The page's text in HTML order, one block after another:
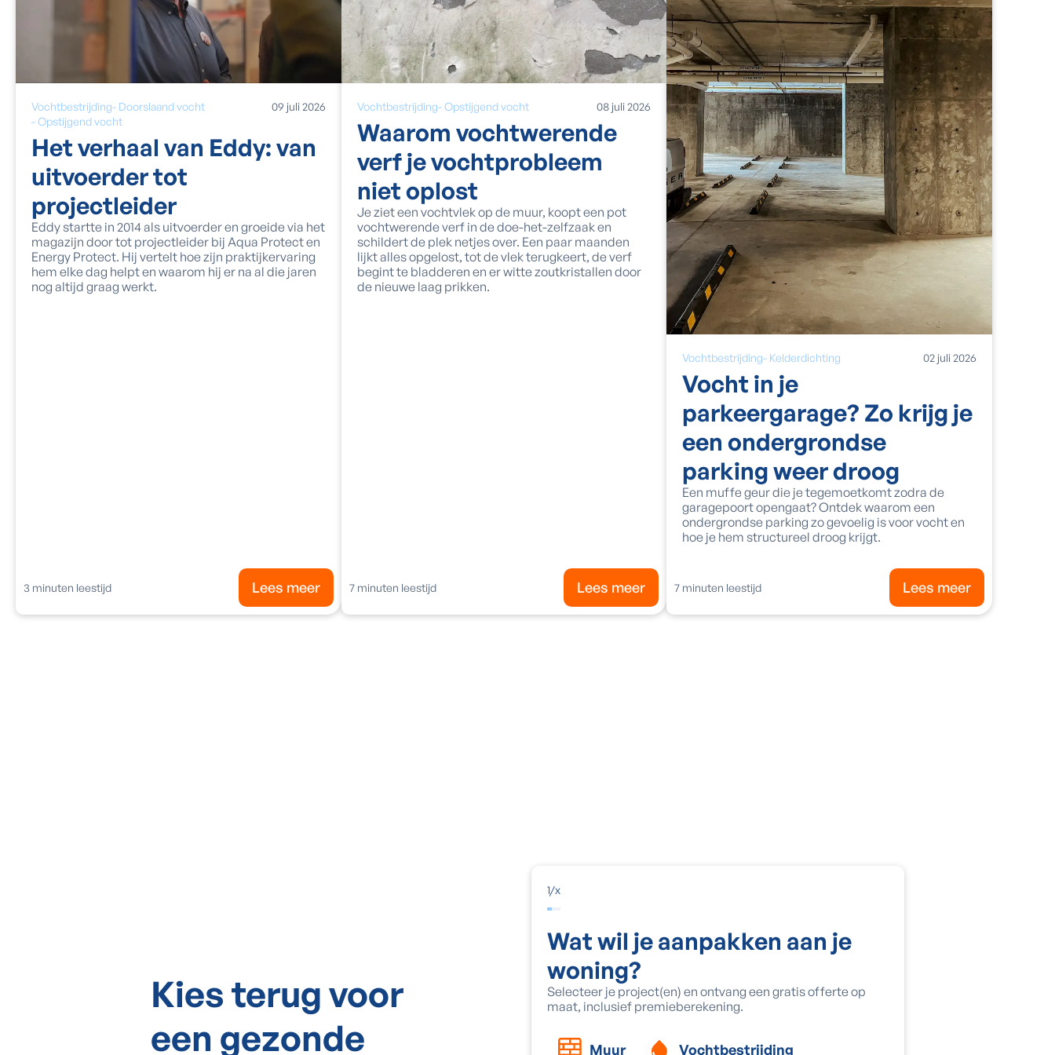
Vochtbestrijding- Doorslaand vocht
-Opstijgend vocht
09 juli2026
Het verhaal van Eddy: van
uitvoerder tot
projectleider
Eddy startte in 2014 als uitvoerder en groeide via het
magazijn door tot projectleider bij Aqua Protect en
Energy Protect. Hij vertelt hoe zijn praktijkervaring
hem elke dag helpt en waarom hij er na al die jaren
nog altijd graag werkt.
3 minuten leestijd Lees meer
Vochtbestrijding-Opstijgend vocht 08 juli2026
Waarom vochtwerende
verf je vochtprobleem
niet oplost
Je ziet een vochtvlek op de muur, koopt een pot
vochtwerende verf in de doe-het-zelfzaak en
schildert de plek netjes over. Een paar maanden
lijkt alles opgelost, tot de vlek terugkeert, de verf
begint te bladderen en er witte zoutkristallen door
de nieuwe laag prikken.
7minuten leestijd Lees meer
Vochtbestrijding- Kelderdichting 02 juli2026
Vocht in je
parkeergarage? Zo krijg je
een ondergrondse
parking weer droog
Een muffe geur die je tegemoetkomt zodra de
garagepoort opengaat? Ontdek waarom een
ondergrondse parking zo gevoelig is voor vocht en
hoe je hem structureel droog krijgt.
7 minuten leestijd Lees meer
Kies terug voor
een gezonde
1/x
Wat wil je aanpakken aan je
woning?
Selecteer je project(en) en ontvang een gratis offerte op
maat, inclusief premieberekening.
Muur Vochtbestrijding